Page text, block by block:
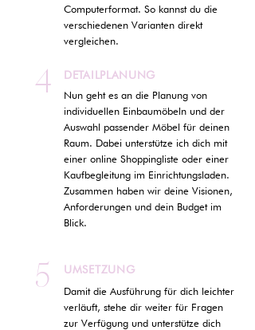
Computerformat. So kannst du die
verschiedenen Varianten direkt
vergleichen.
4
DETAILPLANUNG
Nun geht es an die Planung von
individuellen Einbaumöbeln und der
Auswahl passender Möbel für deinen
Raum. Dabei unterstütze ich dich mit
einer online Shoppingliste oder einer
Kaufbegleitung im Einrichtungsladen.
Zusammen haben wir deine Visionen,
Anforderungen und dein Budget im
Blick.
5
UMSETZUNG
Damit die Ausführung für dich leichter
verläuft, stehe dir weiter für Fragen
zur Verfügung und unterstütze dich